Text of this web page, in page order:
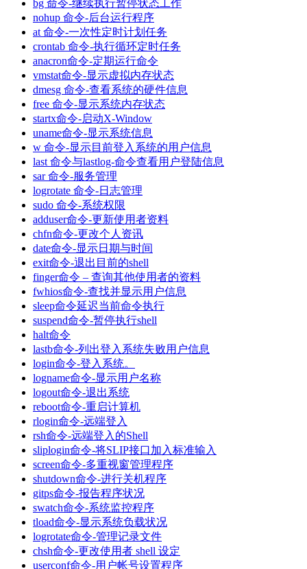
bg 命令-继续执行暂停状态工作
nohup 命令-后台运行程序
at 命令-一次性定时计划任务
crontab 命令-执行循环定时任务
anacron命令-定期运行命令
vmstat命令-显示虚拟内存状态
dmesg 命令-查看系统的硬件信息
free 命令-显示系统内存状态
startx命令-启动X-Window
uname命令-显示系统信息
w 命令-显示目前登入系统的用户信息
last 命令与lastlog-命令查看用户登陆信息
sar 命令-服务管理
logrotate 命令-日志管理
sudo 命令-系统权限
adduser命令-更新使用者资料
chfn命令-更改个人资讯
date命令-显示日期与时间
exit命令-退出目前的shell
finger命令 – 查询其他使用者的资料
fwhios命令-查找并显示用户信息
sleep命令延迟当前命令执行
suspend命令-暂停执行shell
halt命令
lastb命令-列出登入系统失败用户信息
login命令-登入系统。
logname命令-显示用户名称
logout命令-退出系统
reboot命令-重启计算机
rlogin命令-远端登入
rsh命令-远端登入的Shell
sliplogin命令-将SLIP接口加入标准输入
screen命令-多重视窗管理程序
shutdown命令-进行关机程序
gitps命令-报告程序状况
swatch命令-系统监控程序
tload命令-显示系统负载状况
logrotate命令-管理记录文件
chsh命令-更改使用者 shell 设定
userconf命令-用户帐号设置程序